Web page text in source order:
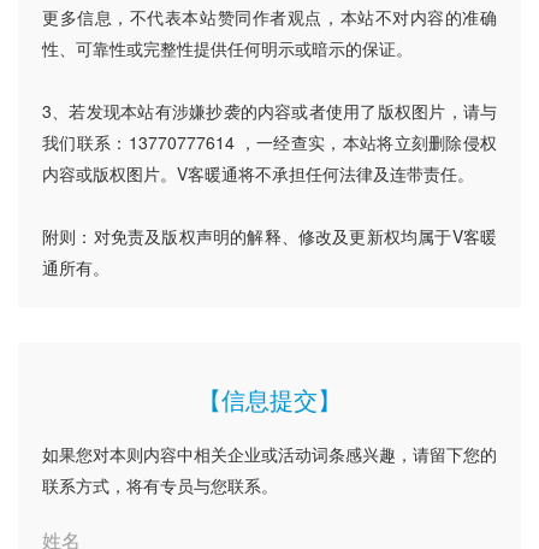
更多信息，不代表本站赞同作者观点，本站不对内容的准确
性、可靠性或完整性提供任何明示或暗示的保证。
3、若发现本站有涉嫌抄袭的内容或者使用了版权图片，请与
我们联系：13770777614 ，一经查实，本站将立刻删除侵权
内容或版权图片。V客暖通将不承担任何法律及连带责任。
附则：对免责及版权声明的解释、修改及更新权均属于V客暖
通所有。